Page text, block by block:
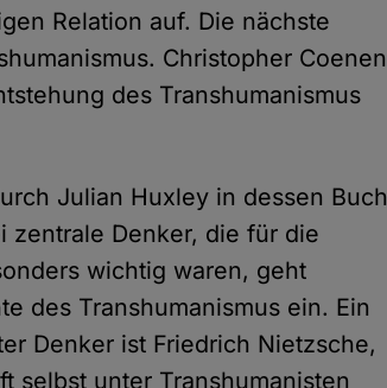
Relation auf. Die nächste
Christopher Coenen
des Transhumanismus
Julian Huxley in dessen Buch
zentrale Denker, die für die
wichtig waren, geht
des Transhumanismus ein. Ein
Denker ist Friedrich Nietzsche,
selbst unter Transhumanisten